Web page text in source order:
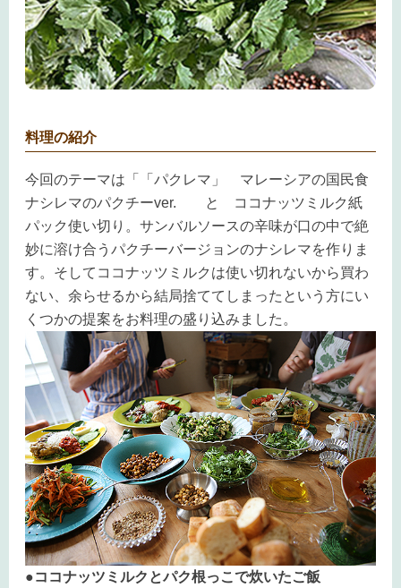
料理の紹介
今回のテーマは「「パクレマ」 マレーシアの国民食
ナシレマのパクチーver. と ココナッツミルク紙
パック使い切り。サンバルソースの辛味が口の中で絶
妙に溶け合うパクチーバージョンのナシレマを作りま
す。そして ココナッツミルクは使い切れないから買わ
ない、余らせるから結局捨ててしまったという方にい
くつかの提案をお料理の盛り込みました。
●ココナッツミルクとパク根っこで炊いたご飯